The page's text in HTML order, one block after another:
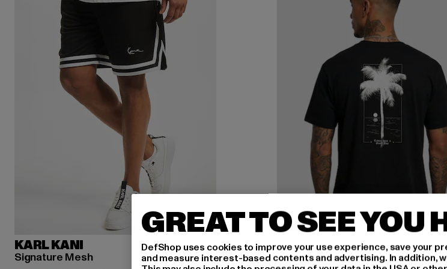
KARL KANI
Signature Mesh
GREAT TO SEE YOU
DefShop uses cookies to improve your use experience, save your
and measure interest-based contents and advertising. In addition,